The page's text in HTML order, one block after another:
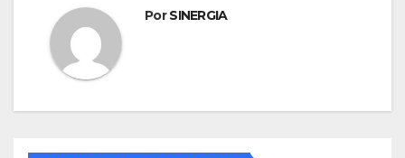
PorSINERGIA